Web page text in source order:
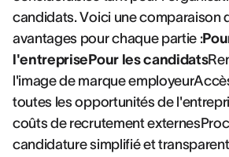
candidats. Voici une comparaison
avantages pour chaque partie :
l'entreprisePour les candidats
l'image de marque
toutes les opportunités de
coûts de recrutement
candidature simplifié et